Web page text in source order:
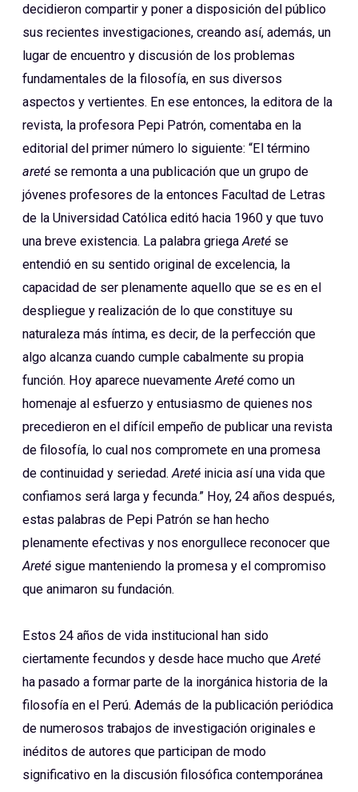
decidieron compartir y poner a disposición del público
sus recientes investigaciones, creando así, además, un
lugar de encuentro y discusión de los problemas
fundamentales de la filosofía, en sus diversos
aspectos y vertientes. En ese entonces, la editora de la
revista, la profesora Pepi Patrón, comentaba en la
editorial del primer número lo siguiente: “El término
areté se remonta a una publicación que un grupo de
jóvenes profesores de la entonces Facultad de Letras
de la Universidad Católica editó hacia 1960 y que tuvo
una breve existencia. La palabra griegaAreté se
entendió en su sentido original de excelencia, la
capacidad de ser plenamente aquello que se es en el
despliegue y realización de lo que constituye su
naturaleza más íntima, es decir, de la perfección que
algo alcanza cuando cumple cabalmente su propia
función. Hoy aparece nuevamenteAreté como un
homenaje al esfuerzo y entusiasmo de quienes nos
precedieron en el difícil empeño de publicar una revista
de filosofía, lo cual nos compromete en una promesa
de continuidad y seriedad.Areté inicia así una vida que
confiamos será larga y fecunda.” Hoy, 24 años después,
estas palabras de Pepi Patrón se han hecho
plenamente efectivas y nos enorgullece reconocer que
Areté sigue manteniendo la promesa y el compromiso
que animaron su fundación.
Estos 24 años de vida institucional han sido
ciertamente fecundos y desde hace mucho queAreté
ha pasado a formar parte de la inorgánica historia de la
filosofía en el Perú. Además de la publicación periódica
de numerosos trabajos de investigación originales e
inéditos de autores que participan de modo
significativo en la discusión filosófica contemporánea